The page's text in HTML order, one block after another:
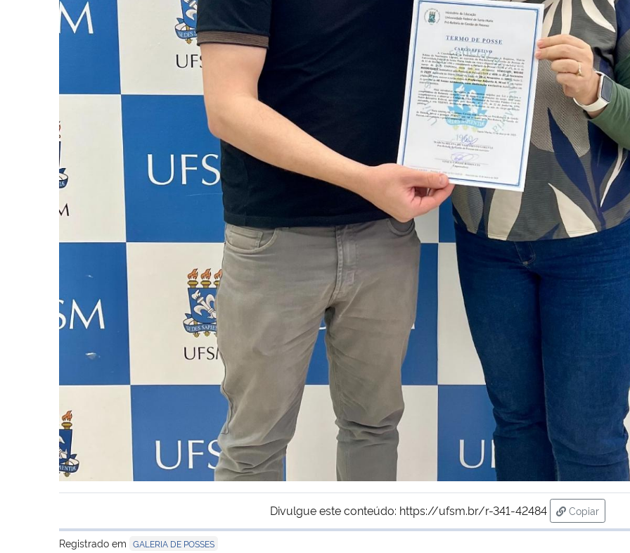
Divulgue este conteúdo: https://ufsm.br/r-341-42484
Copiar
para área
Registrado em GALERIA DE POSSES